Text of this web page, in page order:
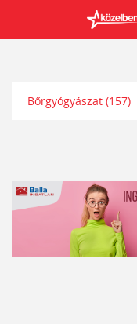
Bőrgyógyászat (157)